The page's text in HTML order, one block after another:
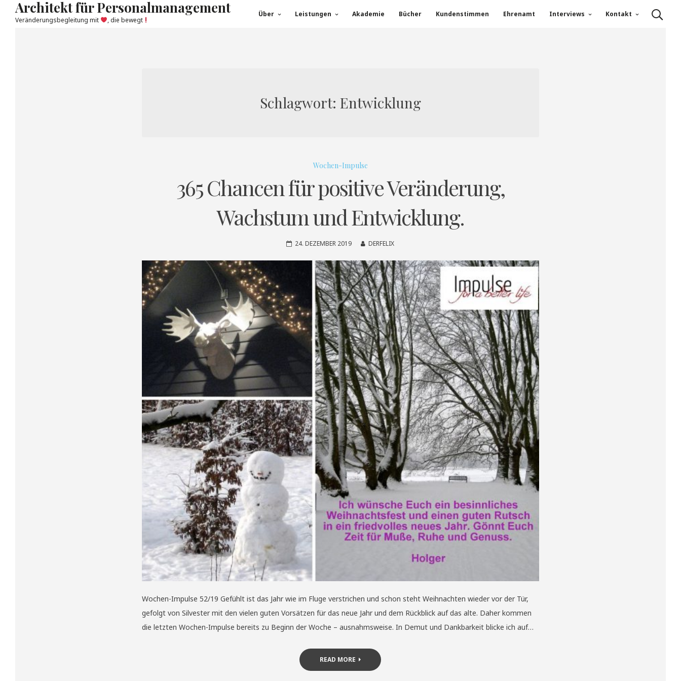
Architekt für Personalmanagement
Veränderungsbegleitung mit , die bewegt
Über Leistungen Akademie Bücher Kundenstimmen Ehrenamt Interviews Kontakt
Schlagwort: Entwicklung
Wochen-Impulse
365 Chancen für positive Veränderung,
Wachstum und Entwicklung.
24. DEZEMBER 2019 DERFELIX
Wochen-Impulse 52/19 Gefühlt ist das Jahr wie im Fluge verstrichen und schon steht Weihnachten wieder vor der Tür,
gefolgt von Silvester mit den vielen guten Vorsätzen für das neue Jahr und dem Rückblick auf das alte. Daher kommen
die letzten Wochen-Impulse bereits zu Beginn der Woche – ausnahmsweise. In Demut und Dankbarkeit blicke ich auf…
READ MORE